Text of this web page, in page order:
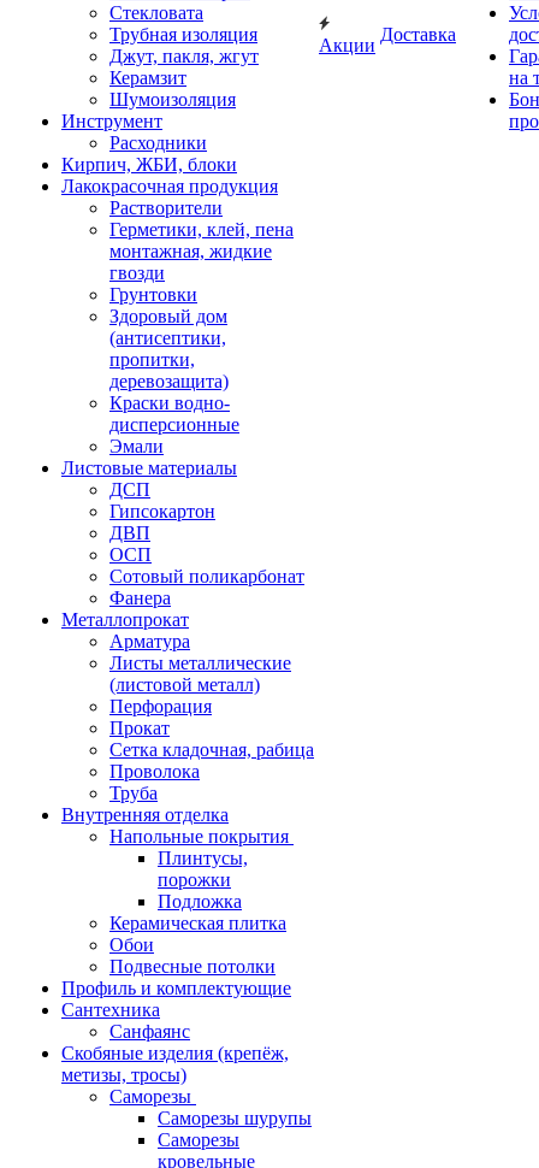
Стекловата
Трубная изоляция
Джут, пакля, жгут
Керамзит
Шумоизоляция
Инструмент
Расходники
Кирпич, ЖБИ, блоки
Лакокрасочная продукция
Растворители
Герметики, клей, пена
монтажная, жидкие
гвозди
Грунтовки
Здоровый дом
(антисептики,
пропитки,
деревозащита)
Краски водно-
дисперсионные
Эмали
Листовые материалы
ДСП
Гипсокартон
ДВП
ОСП
Сотовый поликарбонат
Фанера
Металлопрокат
Арматура
Листы металлические
(листовой металл)
Перфорация
Прокат
Сетка кладочная, рабица
Проволока
Труба
Внутренняя отделка
Напольные покрытия
Плинтусы,
порожки
Подложка
Керамическая плитка
Обои
Подвесные потолки
Профиль и комплектующие
Сантехника
Санфаянс
Скобяные изделия (крепёж,
метизы, тросы)
Саморезы
Саморезы шурупы
Саморезы
кровельные
Акции
Доставка
на